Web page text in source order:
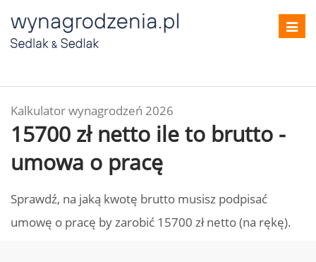
Kalkulator wynagrodzeń 2026
15700 zł netto ile to brutto -
umowa o pracę
Sprawdź, na jaką kwotę brutto musisz podpisać
umowę o pracę by zarobić 15700 zł netto (na rękę).